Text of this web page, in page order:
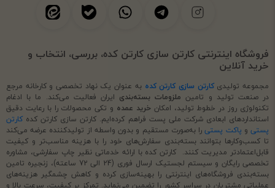
فروشگاه اینترنتی کارتن سازی کارتن کده، بررسی، انتخاب و
خرید آنلاین
مجموعه تولیدیکارتن سازی کارتن کده به عنوان یک نهاد تخصصی و کارخانه مرجع
در صنعت تولید و تامین ملزومات بسته‌بندی ایران فعالیت می‌کند. ما با ادغام
تکنولوژی روز در خطوط تولید، امکانخرید عمده و تکی محصولات را با رعایت دقیق
استانداردهای ابعادی شرکت ملی پست فراهم کرده‌ایم. کارتن سازی کارتن کده کارتن
پستیو پاکت پستیرا به‌صورت مستقیم و بدون واسطه از تولیدکننده عرضه می‌کند
تا کسب‌وکارها بتوانند بسته‌بندی سفارش‌های خود را با هزینه مناسب‌تر و کیفیت
قابل‌اعتمادتر مدیریت کنند. کارتن کده با ارائه خدماتی نظیر چاپ سفارشی، مشاوره
تخصصی رایگان و سیستم لجستیک ارسال فوری (24 الی 72 ساعته)، زنجیره تامین
بسته‌بندی فروشگاه‌های اینترنتی را بهینه‌سازی کرده و کاهش چشمگیر هزینه‌های
عملیاتی مشتریان در سراسر کشور را تضمین می‌نماید. تمرکز بر کیفیت، سرعت بالا و